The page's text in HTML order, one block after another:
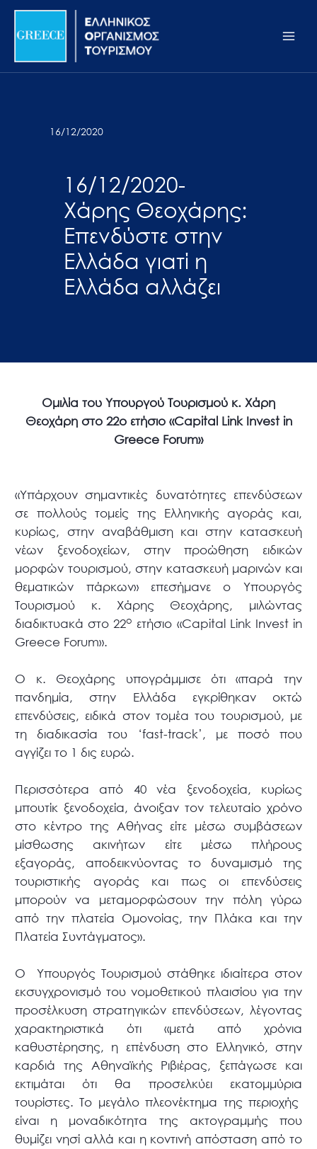
Σημείωση:
ιστότοπος
προσβασιμότητας.
Μετάβαση
περιεχόμενο
16/12/2020
16/12/2020-
Χάρης Θεοχάρης:
Επενδύστε στην
Ελλάδα γιατί η
Ελλάδα αλλάζει
Ομιλία του Υπουργού Τουρισμού κ. Χάρη
Θεοχάρη στο 22ο ετήσιο «Capital Link Invest in
Greece Forum»
«Υπάρχουν σημαντικές δυνατότητες επενδύσεων
σε πολλούς τομείς της Ελληνικής αγοράς και,
κυρίως, στην αναβάθμιση και στην κατασκευή
νέων ξενοδοχείων, στην προώθηση ειδικών
μορφών τουρισμού, στην κατασκευή μαρινών και
θεματικών πάρκων» επεσήμανε ο Υπουργός
Τουρισμού κ. Χάρης Θεοχάρης, μιλώντας
διαδικτυακά στο 22ο ετήσιο «Capital Link Invest in
Greece Forum».
Ο κ. Θεοχάρης υπογράμμισε ότι «παρά την
πανδημία, στην Ελλάδα εγκρίθηκαν οκτώ
επενδύσεις, ειδικά στον τομέα του τουρισμού, με
τη διαδικασία του ‘fast-track’, με ποσό που
αγγίζει το 1 δις ευρώ.
Περισσότερα από 40 νέα ξενοδοχεία, κυρίως
μπουτίκ ξενοδοχεία, άνοιξαν τον τελευταίο χρόνο
στο κέντρο της Αθήνας είτε μέσω συμβάσεων
μίσθωσης ακινήτων είτε μέσω πλήρους
εξαγοράς, αποδεικνύοντας το δυναμισμό της
τουριστικής αγοράς και πως οι επενδύσεις
μπορούν να μεταμορφώσουν την πόλη γύρω
από την πλατεία Ομονοίας, την Πλάκα και την
Πλατεία Συντάγματος».
Ο Υπουργός Τουρισμού στάθηκε ιδιαίτερα στον
εκσυγχρονισμό του νομοθετικού πλαισίου για την
προσέλκυση στρατηγικών επενδύσεων, λέγοντας
χαρακτηριστικά ότι «μετά από χρόνια
καθυστέρησης, η επένδυση στο Ελληνικό, στην
καρδιά της Αθηναϊκής Ριβιέρας, ξεπάγωσε και
εκτιμάται ότι θα προσελκύει εκατομμύρια
τουρίστες. Το μεγάλο πλεονέκτημα της περιοχής
είναι η μοναδικότητα της ακτογραμμής που
θυμίζει νησί αλλά και η κοντινή απόσταση από το